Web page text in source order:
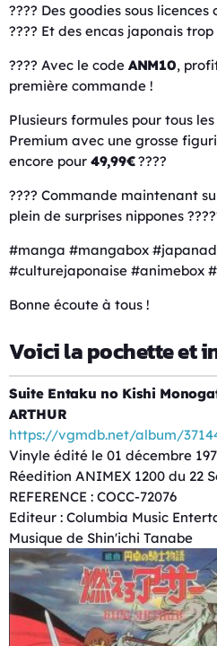
???? Des goodies sous licences
???? Et des encas japonais trop
???? Avec le code ANM10,
première commande !
Plusieurs formules pour tous
Premium avec une grosse
encore pour 49,99€????
???? Commande maintenant
plein de surprises nippones
#manga #mangabox
#culturejaponaise #animebox
Bonne écoute à tous !
Voici la pochette et
Suite Entaku no Kishi
ARTHUR
https://vgmdb.net/album/
Vinyle édité le 01 décembre
Réedition ANIMEX 1200 du 22
REFERENCE : COCC-72076
Editeur : Columbia Music
Musique de Shin'ichi Tanabe